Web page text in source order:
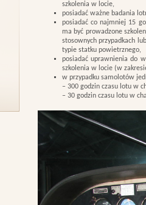
szkolenia w locie,
posiadać ważne badania
posiadać co najmniej 15
ma być prowadzone
stosownych przypadkach
typie statku powietrznego,
posiadać uprawnienia do
szkolenia w locie (w
w przypadku samolotów
– 300 godzin czasu lotu w
– 30 godzin czasu lotu w